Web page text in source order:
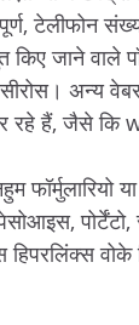
टेलीफोन
किए जाने
अन्य
रहे हैं, जैसे
पेसोआइस,
वोके